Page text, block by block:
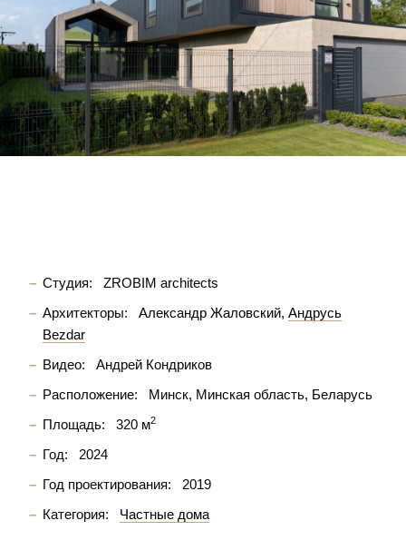
Студия:
ZROBIM architects
Архитекторы:
Александр Жаловский Андрусь
Bezdar
Видео:
Андрей Кондриков
Расположение:
Минск, Минская область, Беларусь
Площадь:
320 м2
Год:
2024
Год проектирования:
2019
Категория:
Частные дома